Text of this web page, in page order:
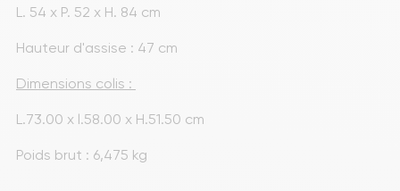
L. 54 x P. 52 x H. 84 cm
Hauteur d'assise : 47 cm
Dimensions colis :
L.73.00 x l.58.00 x H.51.50 cm
Poids brut : 6,475 kg